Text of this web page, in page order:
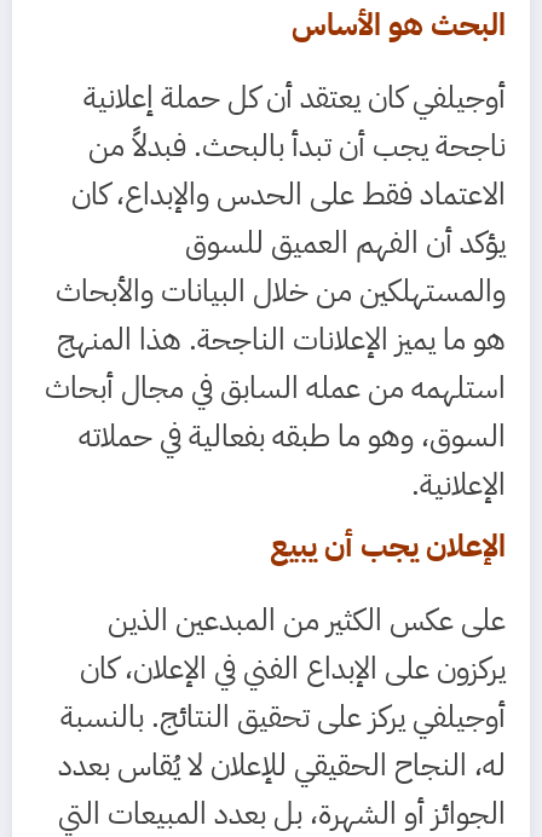
البحث هو الأساس
أوجيلفي كان يعتقد أن كل حملة إعلانية
ناجحة يجب أن تبدأ بالبحث. فبدلاً من
الاعتماد فقط على الحدس والإبداع، كان
يؤكد أن الفهم العميق للسوق
والمستهلكين من خلال البيانات والأبحاث
هو ما يميز الإعلانات الناجحة. هذا المنهج
استلهمه من عمله السابق في مجال أبحاث
السوق، وهو ما طبقه بفعالية في حملاته
الإعلانية.
الإعلان يجب أن يبيع
على عكس الكثير من المبدعين الذين
يركزون على الإبداع الفني في الإعلان، كان
أوجيلفي يركز على تحقيق النتائج. بالنسبة
له، النجاح الحقيقي للإعلان لا يُقاس بعدد
الجوائز أو الشهرة، بل بعدد المبيعات التي